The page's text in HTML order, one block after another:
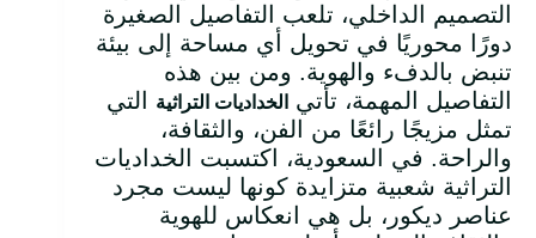
التصميم الداخلي، تلعب التفاصيل الصغيرة
دورًا محوريًا في تحويل أي مساحة إلى بيئة
تنبض بالدفء والهوية. ومن بين هذه
التفاصيل المهمة، تأتي
الخداديات التراثية
التي
تمثل مزيجًا رائعًا من الفن، والثقافة،
والراحة. في السعودية، اكتسبت الخداديات
التراثية شعبية متزايدة كونها ليست مجرد
عناصر ديكور، بل هي انعكاس للهوية